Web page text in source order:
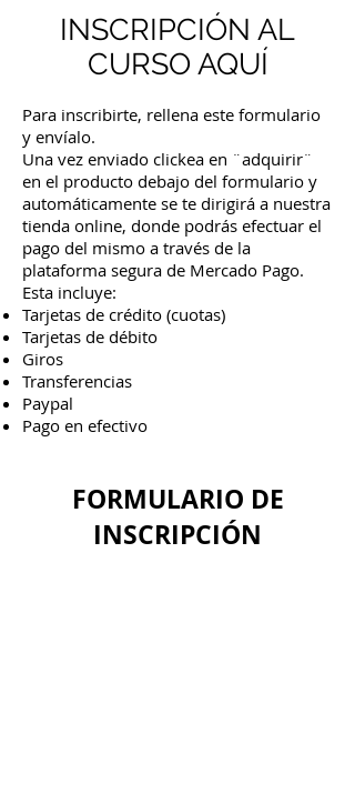
INSCRIPCIÓN AL
CURSO AQUÍ​
Para inscribirte, rellena este formulario
y envíalo.
Una vez enviado clickea en ¨adquirir¨
en el producto debajo del formulario y
automáticamente se te dirigirá a nuestra
tienda online, donde podrás efectuar el
pago del mismo a través de la
plataforma segura de Mercado Pago.
Esta incluye:
Tarjetas de crédito (cuotas)
Tarjetas de débito
Giros
Transferencias
Paypal
Pago en efectivo
FORMULARIO DE
INSCRIPCIÓN